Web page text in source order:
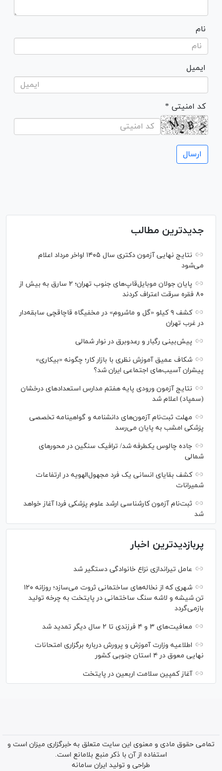
نام
ایمیل
* کد امنیتی
جدیدترین مطالب
نتایج نهایی آزمون دکتری سال ۱۴۰۵ اواخر مرداد اعلام
می‌شود
پایان جولان موبایل‌قاپ‌های جنوب تهران؛ ۲ سارق به بیش از
۸۰ فقره سرقت اعتراف کردند
کشف ۹ کیلو «گل و ماشروم» در مخفیگاه قاچاقچی سابقه‌دار
در غرب تهران
پیش‌بینی رگبار و رعدوبرق در نوار شمالی
شکاف عمیق آموزش نظری با بازار کار؛ چگونه «بیکاری»
پیشران آسیب‌های اجتماعی ایران شد؟
نتایج آزمون ورودی پایه هفتم مدارس استعدادهای درخشان
(سمپاد) اعلام شد
مهلت ثبت‌نام آزمون‌های دانشنامه و گواهینامه تخصصی
پزشکی امشب به پایان می‌رسد
جاده چالوس یکطرفه شد/ ترافیک سنگین در محورهای
شمالی
کشف بقایای انسانی یک فرد مجهول‌الهویه در ارتفاعات
شمیرانات
ثبت‌نام آزمون کارشناسی ارشد علوم پزشکی فردا آغاز خواهد
شد
پربازدیدترین اخبار
عامل تیراندازی نزاع خانوادگی دستگیر شد
شهری که از نخاله‌های ساختمانی ثروت می‌سازد؛ روزانه ۱۲۰
تن شیشه و لاشه سنگ ساختمانی در پایتخت به چرخه تولید
بازمی‌گردد
معافیت‌های ۳ و ۴ فرزندی تا ۲ سال دیگر تمدید شد
اطلاعیه وزارت آموزش و پرورش درباره برگزاری امتحانات
نهایی معوق در ۴ استان جنوبی کشور
آغاز کمپین سلامت اربعین در پایتخت
تمامی حقوق مادی و معنوی این سایت متعلق به خبرگزاری میزان است و
استفاده از آن با ذکر منبع بلامانع است.
طراحی و تولید ایران سامانه